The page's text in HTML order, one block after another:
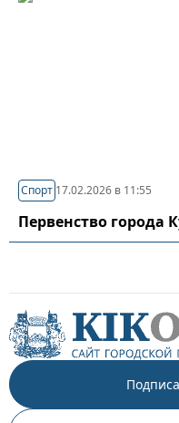
Спорт 17.02.2026 в 11:55
Первенство города